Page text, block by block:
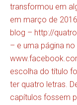
transformou em
em março de
blog – http://
– e uma página
escolha do título
ter quatro letras.
capítulos fossem